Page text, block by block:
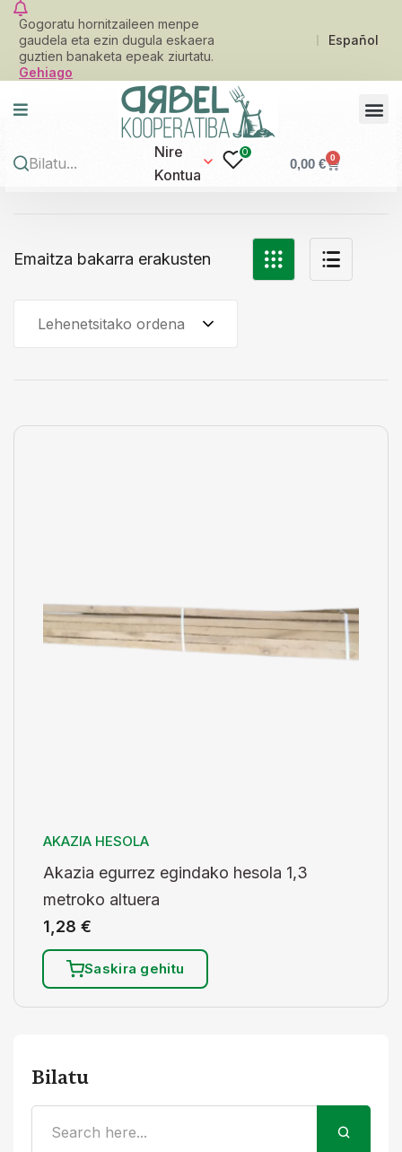
Gogoratu hornitzaileen menpe
gaudela eta ezin dugula eskaera
guztien banaketa epeak ziurtatu.
Gehiago
Español
Nire
Kontua
0
0,00€ 0
Emaitza bakarra erakusten
Lehenetsitako ordena
AKAZIA HESOLA
Akazia egurrez egindako hesola 1,3
metroko altuera
1,28 €
Saskira gehitu
Bilatu